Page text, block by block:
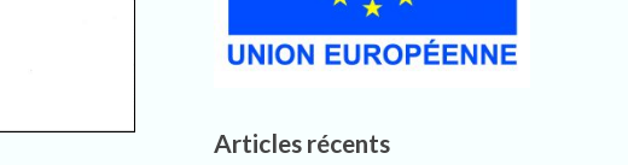
Articles récents